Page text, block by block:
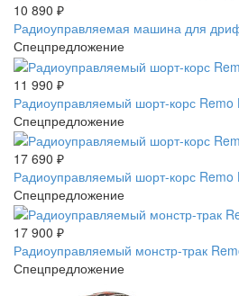
10 890 ₽
Радиоуправляемая машина для
Спецпредложение
11 990 ₽
Радиоуправляемый шорт-корс Remo
Спецпредложение
17 690 ₽
Радиоуправляемый шорт-корс Remo
Спецпредложение
17 900 ₽
Радиоуправляемый монстр-трак
Спецпредложение